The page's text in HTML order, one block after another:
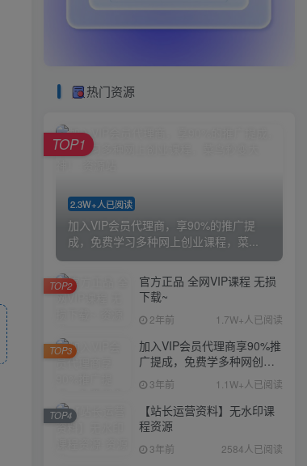
热门资源
2.3W+人已阅读
加入VIP会员代理商，享90%的推广提
成，免费学习多种网上创业课程，菜...
TOP1
官方正品 全网VIP课程 无损
下载~
2年前 1.7W+人已阅读
TOP2
加入VIP会员代理商享90%推
广提成，免费学多种网创课
程，菜鸟秒变大神
3年前 1.1W+人已阅读
TOP3
【站长运营资料】无水印课
程资源
3年前 2584人已阅读
TOP4